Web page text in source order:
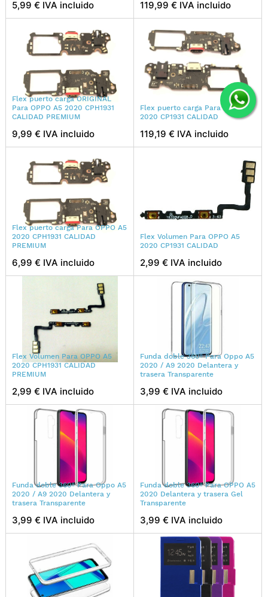
5,99 € IVA incluido 119,99 € IVA incluido
Flex puerto carga ORIGINAL
Para OPPO A5 2020 CPH1931
CALIDAD PREMIUM
9,99 € IVA incluido
Flex puerto carga Para OPPO A5
2020 CP1931 CALIDAD
119,19 € IVA incluido
Flex puerto carga Para OPPO A5
2020 CPH1931 CALIDAD
PREMIUM
6,99 € IVA incluido
Flex Volumen Para OPPO A5
2020 CP1931 CALIDAD
2,99 € IVA incluido
Flex Volumen Para OPPO A5
2020 CPH1931 CALIDAD
PREMIUM
2,99 € IVA incluido
Funda doble 360º Para Oppo A5
2020 / A9 2020 Delantera y
trasera Transparente
3,99 € IVA incluido
Funda doble 360º Para Oppo A5
2020 / A9 2020 Delantera y
trasera Transparente
3,99 € IVA incluido
Funda doble 360º Para OPPO A5
2020 Delantera y trasera Gel
Transparente
3,99 € IVA incluido